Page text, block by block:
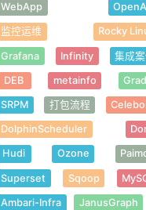
WebApp
监控运维 Rocky
Grafana Infinity 集成
DEB metainfo
SRPM 打包流程
DolphinScheduler
Hudi Ozone
Superset Sqoop
Ambari-Infra JanusGraph